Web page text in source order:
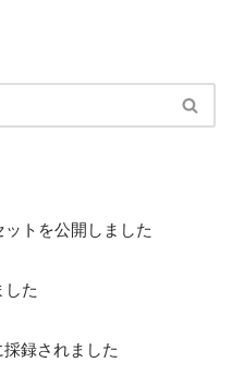
トを公開しました
した
録されました